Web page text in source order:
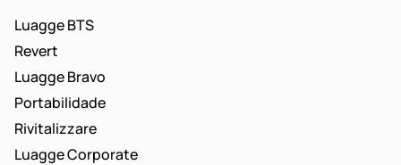
Luagge BTS
Revert
Luagge Bravo
Portabilidade
Rivitalizzare
Luagge Corporate